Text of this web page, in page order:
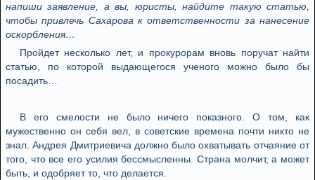
напиши заявление, а вы, юристы, найдите такую статью,
чтобы привлечь Сахарова к ответственности за нанесение
оскорбления…
Пройдет несколько лет, и прокурорам вновь поручат найти
статью, по которой выдающегося ученого можно было бы
посадить…
В его смелости не было ничего показного. О том, как
мужественно он себя вел, в советские времена почти никто не
знал. Андрея Дмитриевича должно было охватывать отчаяние от
того, что все его усилия бессмысленны. Страна молчит, а может
быть, и одобряет то, что делается.